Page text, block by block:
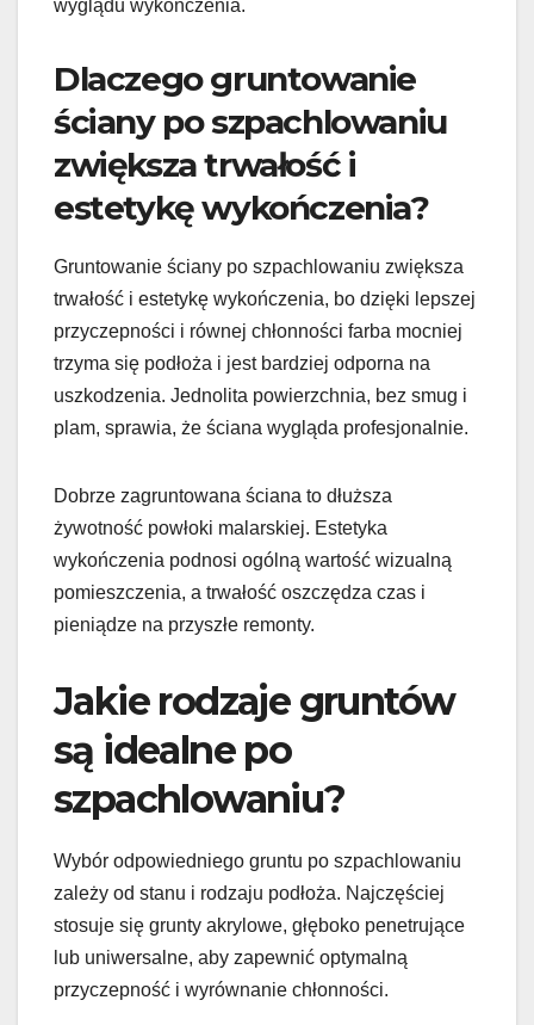
wyglądu wykończenia.
Dlaczego gruntowanie
ściany po szpachlowaniu
zwiększa trwałość i
estetykę wykończenia?
Gruntowanie ściany po szpachlowaniu zwiększa
trwałość i estetykę wykończenia, bo dzięki lepszej
przyczepności i równej chłonności farba mocniej
trzyma się podłoża i jest bardziej odporna na
uszkodzenia. Jednolita powierzchnia, bez smug i
plam, sprawia, że ściana wygląda profesjonalnie.
Dobrze zagruntowana ściana to dłuższa
żywotność powłoki malarskiej. Estetyka
wykończenia podnosi ogólną wartość wizualną
pomieszczenia, a trwałość oszczędza czas i
pieniądze na przyszłe remonty.
Jakie rodzaje gruntów
są idealne po
szpachlowaniu?
Wybór odpowiedniego gruntu po szpachlowaniu
zależy od stanu i rodzaju podłoża. Najczęściej
stosuje się grunty akrylowe, głęboko penetrujące
lub uniwersalne, aby zapewnić optymalną
przyczepność i wyrównanie chłonności.